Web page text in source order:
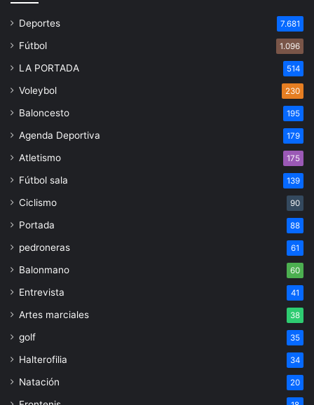
Deportes 7.681
Fútbol 1.096
LA PORTADA 514
Voleybol 230
Baloncesto 195
Agenda Deportiva 179
Atletismo 175
Fútbol sala 139
Ciclismo 90
Portada 88
pedroneras 61
Balonmano 60
Entrevista 41
Artes marciales 38
golf 35
Halterofilia 34
Natación 20